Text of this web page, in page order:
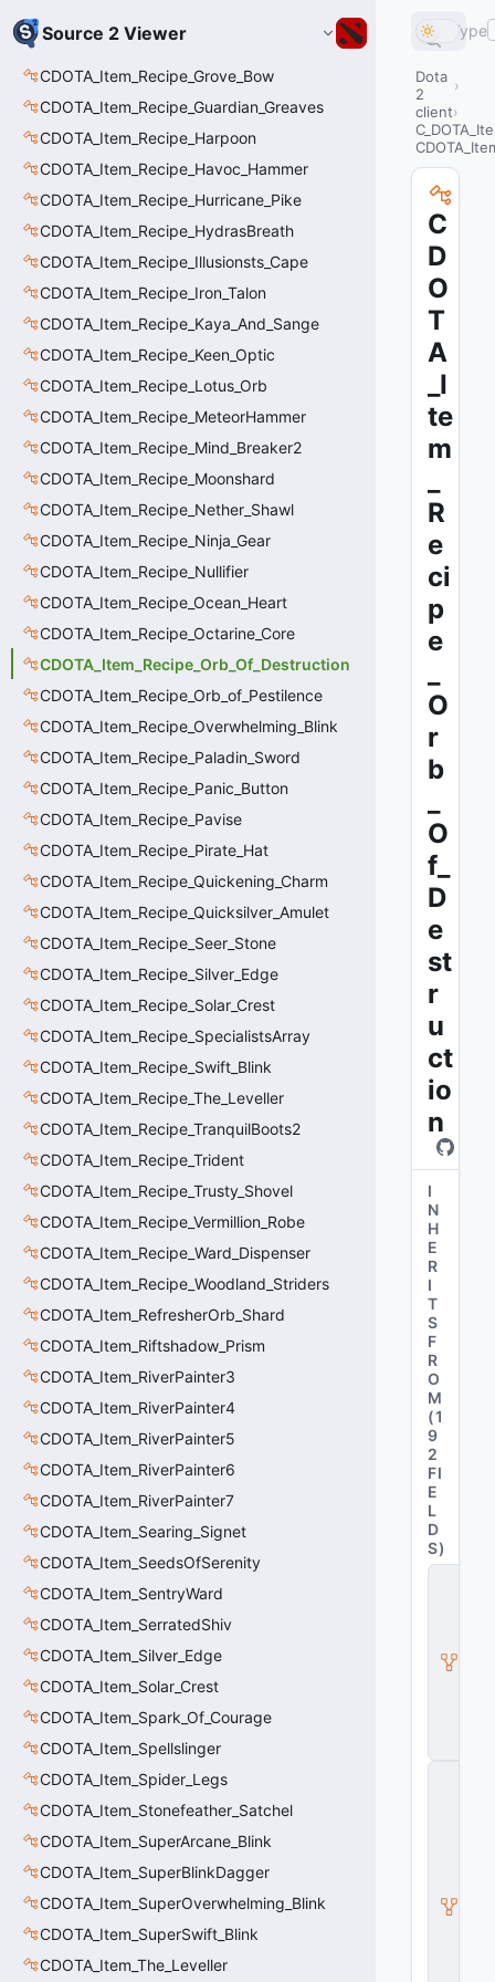
Source 2 Viewer
CDOTA_Item_Recipe_Grove_Bow
CDOTA_Item_Recipe_Guardian_Greaves
CDOTA_Item_Recipe_Harpoon
CDOTA_Item_Recipe_Havoc_Hammer
CDOTA_Item_Recipe_Hurricane_Pike
CDOTA_Item_Recipe_HydrasBreath
CDOTA_Item_Recipe_Illusionsts_Cape
CDOTA_Item_Recipe_Iron_Talon
CDOTA_Item_Recipe_Kaya_And_Sange
CDOTA_Item_Recipe_Keen_Optic
CDOTA_Item_Recipe_Lotus_Orb
CDOTA_Item_Recipe_MeteorHammer
CDOTA_Item_Recipe_Mind_Breaker2
CDOTA_Item_Recipe_Moonshard
CDOTA_Item_Recipe_Nether_Shawl
CDOTA_Item_Recipe_Ninja_Gear
CDOTA_Item_Recipe_Nullifier
CDOTA_Item_Recipe_Ocean_Heart
CDOTA_Item_Recipe_Octarine_Core
CDOTA_Item_Recipe_Orb_Of_Destruction
CDOTA_Item_Recipe_Orb_of_Pestilence
CDOTA_Item_Recipe_Overwhelming_Blink
CDOTA_Item_Recipe_Paladin_Sword
CDOTA_Item_Recipe_Panic_Button
CDOTA_Item_Recipe_Pavise
CDOTA_Item_Recipe_Pirate_Hat
CDOTA_Item_Recipe_Quickening_Charm
CDOTA_Item_Recipe_Quicksilver_Amulet
CDOTA_Item_Recipe_Seer_Stone
CDOTA_Item_Recipe_Silver_Edge
CDOTA_Item_Recipe_Solar_Crest
CDOTA_Item_Recipe_SpecialistsArray
CDOTA_Item_Recipe_Swift_Blink
CDOTA_Item_Recipe_The_Leveller
CDOTA_Item_Recipe_TranquilBoots2
CDOTA_Item_Recipe_Trident
CDOTA_Item_Recipe_Trusty_Shovel
CDOTA_Item_Recipe_Vermillion_Robe
CDOTA_Item_Recipe_Ward_Dispenser
CDOTA_Item_Recipe_Woodland_Striders
CDOTA_Item_RefresherOrb_Shard
CDOTA_Item_Riftshadow_Prism
CDOTA_Item_RiverPainter3
CDOTA_Item_RiverPainter4
CDOTA_Item_RiverPainter5
CDOTA_Item_RiverPainter6
CDOTA_Item_RiverPainter7
CDOTA_Item_Searing_Signet
CDOTA_Item_SeedsOfSerenity
CDOTA_Item_SentryWard
CDOTA_Item_SerratedShiv
CDOTA_Item_Silver_Edge
CDOTA_Item_Solar_Crest
CDOTA_Item_Spark_Of_Courage
CDOTA_Item_Spellslinger
CDOTA_Item_Spider_Legs
CDOTA_Item_Stonefeather_Satchel
CDOTA_Item_SuperArcane_Blink
CDOTA_Item_SuperBlinkDagger
CDOTA_Item_SuperOverwhelming_Blink
CDOTA_Item_SuperSwift_Blink
CDOTA_Item_The_Leveller
Type
Dota
2
client
C
D
O
T
A
_I
te
m
R
e
ci
p
e
O
r
b
O
f_
D
e
st
r
u
ct
io
n
I
N
H
E
R
I
T
S
F
R
O
M
(1
9
2
FI
E
L
D
S)